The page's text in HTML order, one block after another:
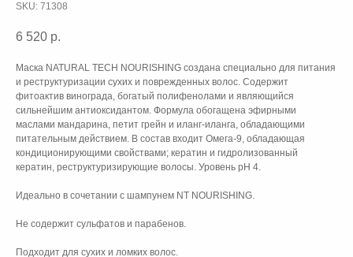
SKU: 71308
6 520 р.
Маска NATURAL TECH NOURISHING создана специально для питания
и реструктуризации сухих и поврежденных волос. Содержит
фитоактив винограда, богатый полифенолами и являющийся
сильнейшим антиоксидантом. Формула обогащена эфирными
маслами мандарина, петит грейн и иланг-иланга, обладающими
питательным действием. В состав входит Омега-9, обладающая
кондиционирующими свойствами; кератин и гидролизованный
кератин, реструктуризирующие волосы. Уровень рН 4.
Идеально в сочетании с шампунем NT NOURISHING.
Не содержит сульфатов и парабенов.
Подходит для сухих и ломких волос.